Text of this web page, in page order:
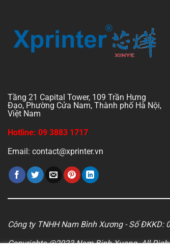
Tầng 21 Capital Tower, 109 Trần Hưng
Đạo, Phường Cửa Nam, Thành phố Hà Nội,
Việt Nam
Hotline: 09 3883 1717
Email: contact@xprinter.vn
Công ty TNHH Nam Bình Xương - Số